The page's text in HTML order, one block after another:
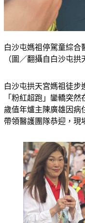
白沙屯媽祖停駕童綜合
（圖／翻攝自白沙屯拱
白沙屯拱天宮媽祖徒步
「粉紅超跑」鑾轎突
歲值年爐主陳廣雄因病
帶領醫護團隊恭迎，現